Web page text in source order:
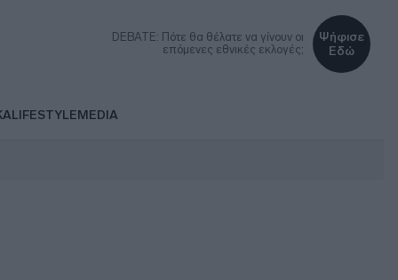
DEBATE: Πότε θα θέλατε να γίνουν οι
επόμενες εθνικές εκλογές;
Ψήφισε
Εδώ
LIFESTYLEMEDIA